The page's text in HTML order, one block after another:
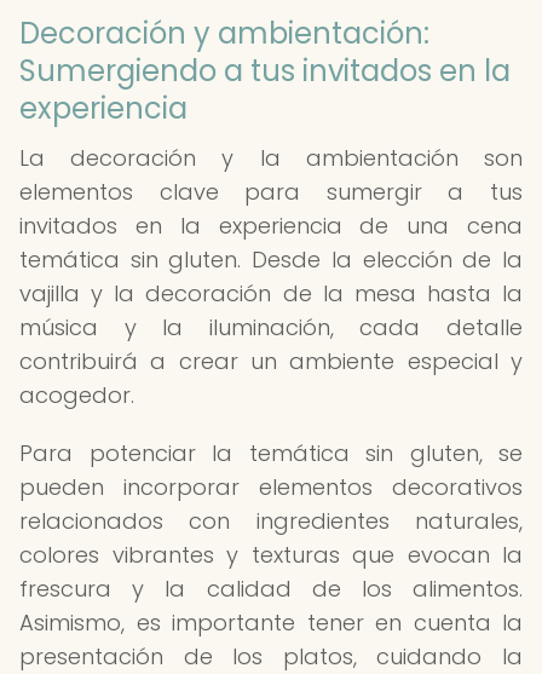
Decoración y ambientación:
Sumergiendo a tus invitados en la
experiencia
La decoración y la ambientación son
elementos clave para sumergir a tus
invitados en la experiencia de una cena
temática sin gluten. Desde la elección de la
vajilla y la decoración de la mesa hasta la
música y la iluminación, cada detalle
contribuirá a crear un ambiente especial y
acogedor.
Para potenciar la temática sin gluten, se
pueden incorporar elementos decorativos
relacionados con ingredientes naturales,
colores vibrantes y texturas que evocan la
frescura y la calidad de los alimentos.
Asimismo, es importante tener en cuenta la
presentación de los platos, cuidando la